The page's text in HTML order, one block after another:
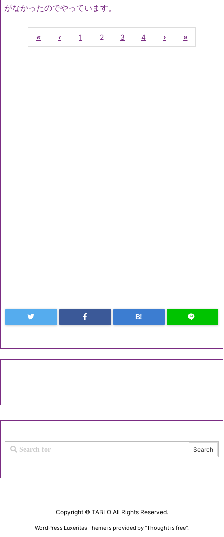
がなかったのでやっています。
« ‹ 1 2 3 4 › »
B!
Copyright © TABLOAll Rights Reserved.
WordPress Luxeritas Theme is provided by "Thought is free".